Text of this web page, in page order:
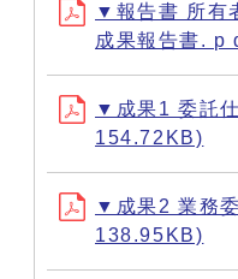
▼報告書 所有
成果報告書. p
▼成果1 委託
154.72KB)
▼成果2 業務
138.95KB)